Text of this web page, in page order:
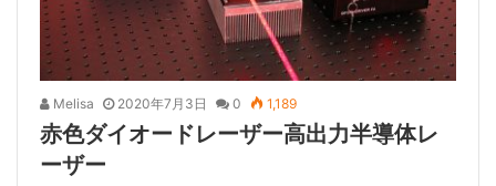
Melisa 2020年7月3日 0 1,189
赤色ダイオードレーザー高出力半導体レ
ーザー